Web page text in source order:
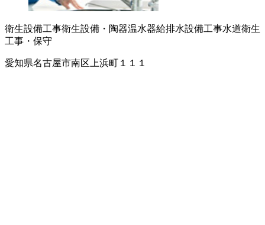
衛生設備工事衛生設備・陶器温水器給排水設備工事水道衛生
工事・保守
愛知県名古屋市南区上浜町１１１